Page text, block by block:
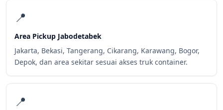
📍
Area Pickup Jabodetabek
Jakarta, Bekasi, Tangerang, Cikarang, Karawang, Bogor,
Depok, dan area sekitar sesuai akses truk container.
📍